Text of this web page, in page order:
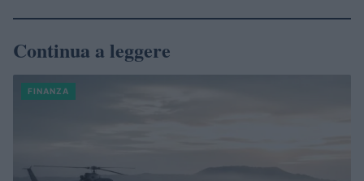
Continua a leggere
FINANZA